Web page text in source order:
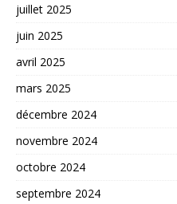
juillet 2025
juin 2025
avril 2025
mars 2025
décembre 2024
novembre 2024
octobre 2024
septembre 2024